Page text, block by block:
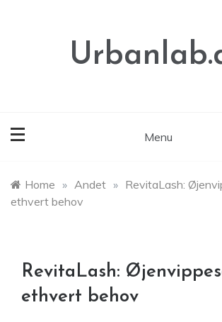
Menu
Home » Andet » RevitaLash:
ethvert behov
RevitaLash:
ethvert behov